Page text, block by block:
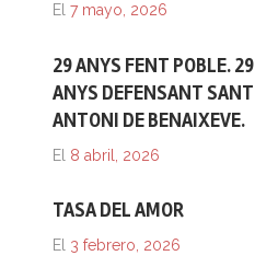
El 7 mayo, 2026
29 ANYS FENT POBLE. 29
ANYS DEFENSANT SANT
ANTONI DE BENAIXEVE.
El 8 abril, 2026
TASA DEL AMOR
El 3 febrero, 2026